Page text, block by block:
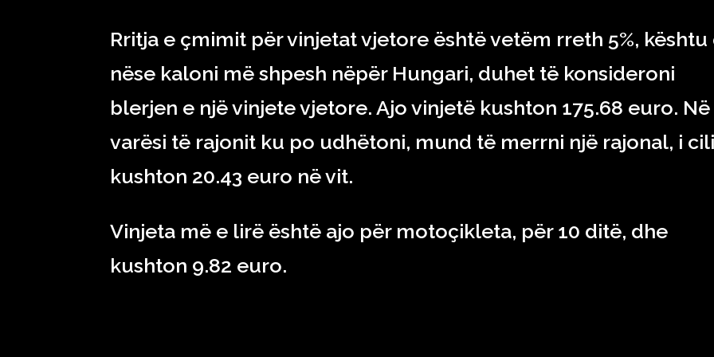
Rritja e çmimit për vinjetat vjetore është vetëm rreth 5%, kështu
nëse kaloni më shpesh nëpër Hungari, duhet të konsideroni
blerjen e një vinjete vjetore. Ajo vinjetë kushton 175.68 euro. Në
varësi të rajonit ku po udhëtoni, mund të merrni një rajonal, i cili
kushton 20.43 euro në vit.
Vinjeta më e lirë është ajo për motoçikleta, për 10 ditë, dhe
kushton 9.82 euro.